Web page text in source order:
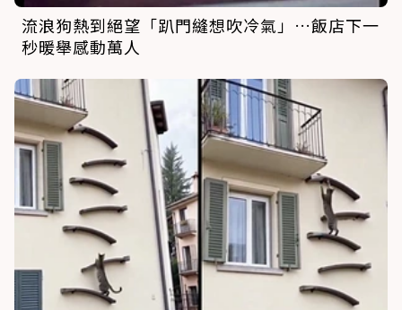
流浪狗熱到絕望「趴門縫想吹冷氣」…飯店下一
秒暖舉感動萬人